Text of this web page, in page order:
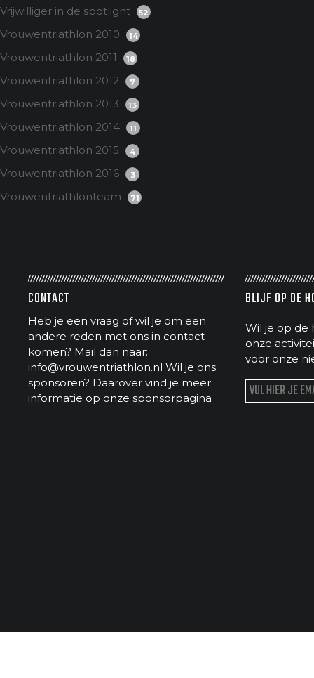
Vrijwilliger in de spotlight 52
Vrouwentriathlon 2010 14
Vrouwentriathlon 2011 18
Vrouwentriathlon 2012 7
Vrouwentriathlon 2013 13
Vrouwentriathlon 2014 11
Vrouwentriathlon 2015 4
Vrouwentriathlon 2016 3
Vrouwentriathlonteam 71
CONTACT
Heb je een vraag of wil je om een
andere reden met ons in contact
komen? Mail dan naar:
info@vrouwentriathlon.nl Wil je ons
sponsoren? Daarover vind je meer
informatie op onze sponsorpagina
BLIJF OP DE
Wil je op de
onze
voor onze